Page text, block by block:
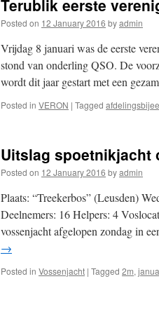
Terublik eerste
Posted on 12 January 2016 byadmin
Vrijdag 8 januari was de eerste
stond van onderling QSO. De
wordt dit jaar gestart met een
Posted in VERON | Tagged
Uitslag spoetnikjacht
Posted on 12 January 2016 byadmin
Plaats: “Treekerbos” (Leusden)
Deelnemers: 16 Helpers: 4
vossenjacht afgelopen zondag in
→
Posted in Vossenjacht | Tagged 2m,